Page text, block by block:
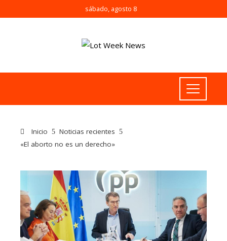
sábado, agosto 8
Inicio
Noticias recientes
«El aborto no es un derecho»